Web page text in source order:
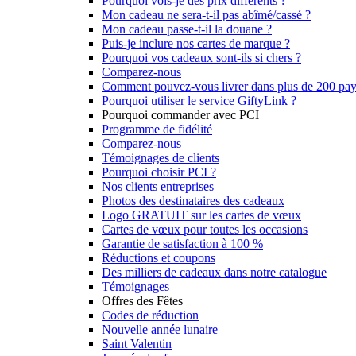
Mon cadeau ne sera-t-il pas abîmé/cassé ?
Mon cadeau passe-t-il la douane ?
Puis-je inclure nos cartes de marque ?
Pourquoi vos cadeaux sont-ils si chers ?
Comparez-nous
Comment pouvez-vous livrer dans plus de 200
Pourquoi utiliser le service GiftyLink ?
Pourquoi commander avec PCI
Programme de fidélité
Comparez-nous
Témoignages de clients
Pourquoi choisir PCI ?
Nos clients entreprises
Photos des destinataires des cadeaux
Logo GRATUIT sur les cartes de vœux
Cartes de vœux pour toutes les occasions
Garantie de satisfaction à 100 %
Réductions et coupons
Des milliers de cadeaux dans notre catalogue
Témoignages
Offres des Fêtes
Codes de réduction
Nouvelle année lunaire
Saint Valentin